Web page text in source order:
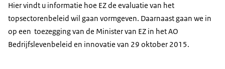
Hier vindt u informatie hoe EZ de evaluatie van het
topsectorenbeleid wil gaan vormgeven. Daarnaast gaan we in
op een toezegging van de Minister van EZ in het AO
Bedrijfslevenbeleid en innovatie van 29 oktober 2015.